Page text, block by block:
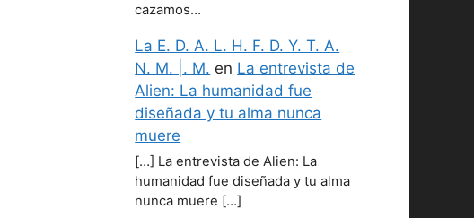
cazamos…
La E. D. A. L. H. F. D. Y. T. A.
N. M. |. M. en La entrevista de
Alien: La humanidad fue
diseñada y tu alma nunca
muere
[…] La entrevista de Alien: La
humanidad fue diseñada y tu alma
nunca muere […]